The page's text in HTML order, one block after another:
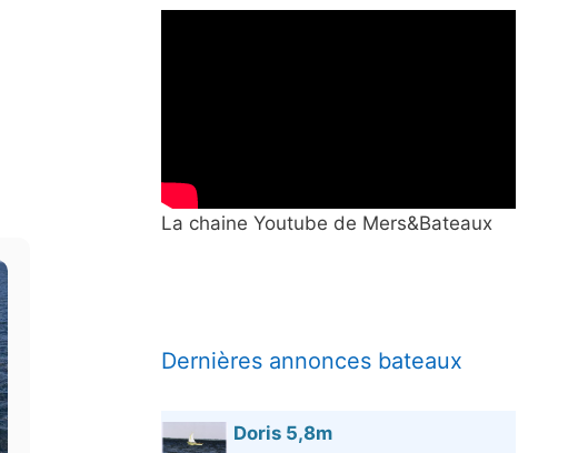
La chaine Youtube de Mers&Bateaux
Dernières annonces bateaux
Doris 5,8m